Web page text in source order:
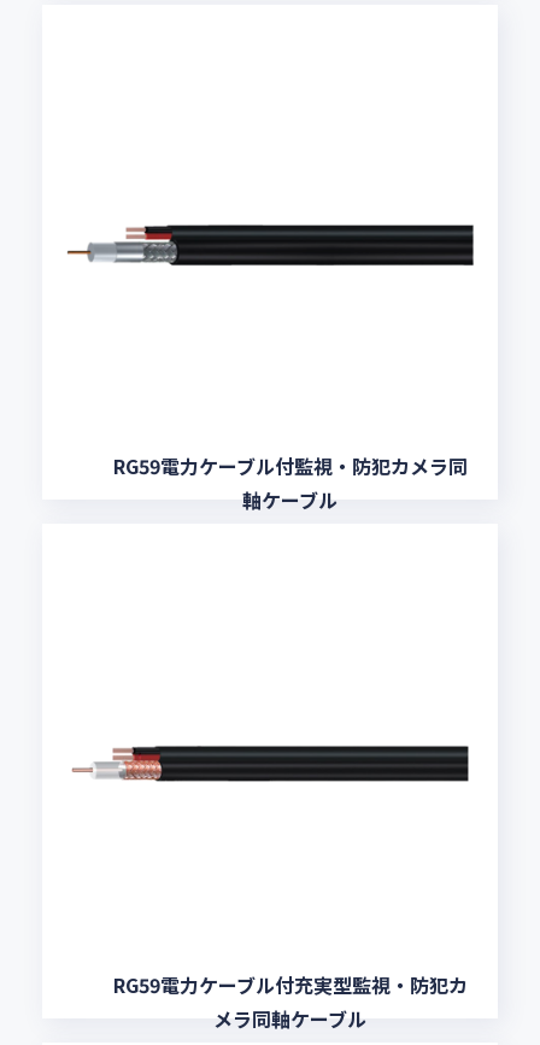
RG59電力ケーブル付監視・防犯カメラ同
軸ケーブル
RG59電力ケーブル付充実型監視・防犯カ
メラ同軸ケーブル